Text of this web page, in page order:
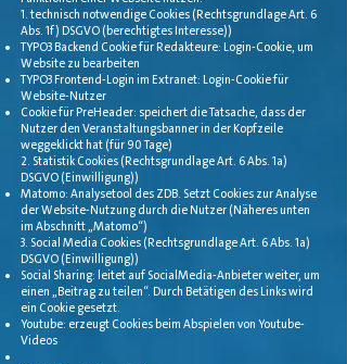
1. technisch notwendige Cookies (Rechtsgrundlage Art. 6
Abs. 1f) DSGVO (berechtigtes Interesse))
TYPO3 Backend Cookie für Redakteure: Login-Cookie, um
Website zu bearbeiten
TYPO3 Frontend-Login im Extranet: Login-Cookie für
Website-Nutzer
Cookie für PreHeader: speichert die Tatsache, dass der
Nutzer den Veranstaltungsbanner in der Kopfzeile
weggeklickt hat (für 90 Tage)
2. Statistik Cookies (Rechtsgrundlage Art. 6 Abs. 1a)
DSGVO (Einwilligung))
Matomo: Analysetool des ZDB. Setzt Cookies zur Analyse
der Website-Nutzung durch die Nutzer (Näheres unten
im Abschnitt „Matomo“)
3. Social Media Cookies (Rechtsgrundlage Art. 6 Abs. 1a)
DSGVO (Einwilligung))
Social Sharing: leitet auf SocialMedia-Anbieter weiter, um
einen „Beitrag zu teilen“. Durch Betätigen des Links wird
ein Cookie gesetzt.
Youtube: erzeugt Cookies beim Abspielen von Youtube-
Videos